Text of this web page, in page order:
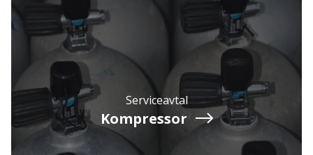
Företag
Privatperson Inkl. moms
Serviceavtal
Kompressor